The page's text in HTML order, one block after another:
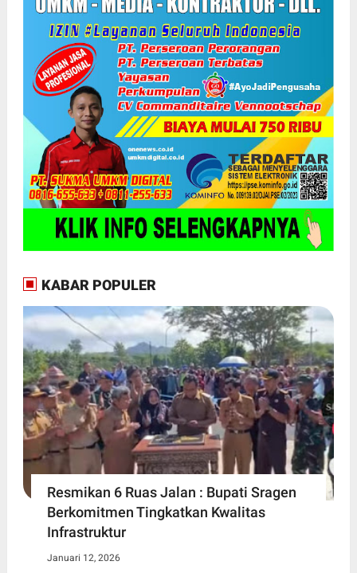
KABAR POPULER
Resmikan 6 Ruas Jalan : Bupati Sragen
Berkomitmen Tingkatkan Kwalitas
Infrastruktur
Januari 12, 2026